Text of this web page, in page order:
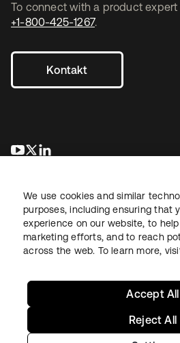
To connect with a product expert
+1-800-425-1267.
Kontakt
wird in einer neuen
wird in einer neuen
RechtDatenschutzrichtlinie
We use cookies and similar
purposes, including ensuring that
experience on our website, to
marketing efforts, and to reach
across the web. To learn more,
Reject All
Accept All